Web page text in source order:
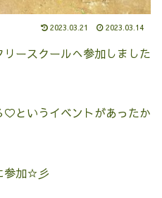
2023.03.21 2023.03.14
ースクールへ参加しました
♡というイベントがあったか
参加☆彡